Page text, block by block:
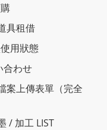
具租借
用狀態
合わせ
案上傳表單（完全
/ 加工 LIST